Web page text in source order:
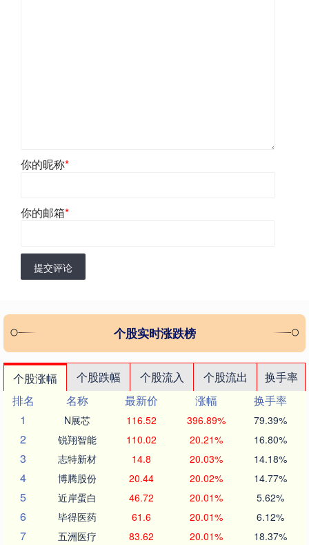
你的昵称*
你的邮箱*
提交评论
个股实时涨跌榜
个股涨幅 个股跌幅 个股流入 个股流出
换手率
排名
名称 最新价 涨幅
换手率
1
N展芯 116.52 396.89% 79.39%
2 锐翔智能 110.02 20.21% 16.80%
3 志特新材 14.8 20.03% 14.18%
4 博腾股份 20.44 20.02% 14.77%
5 近岸蛋白 46.72 20.01% 5.62%
6 毕得医药 61.6 20.01% 6.12%
7 五洲医疗 83.62 20.01% 18.37%